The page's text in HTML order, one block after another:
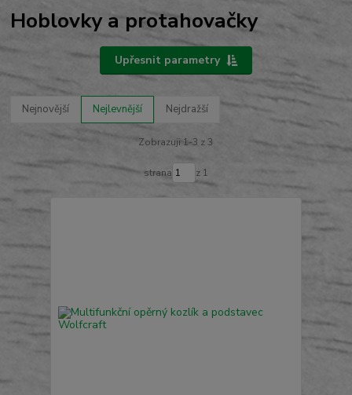
Hoblovky a protahovačky
Upřesnit parametry
Nejnovější Nejlevnější Nejdražší
Zobrazuji 1-3 z 3
strana z 1